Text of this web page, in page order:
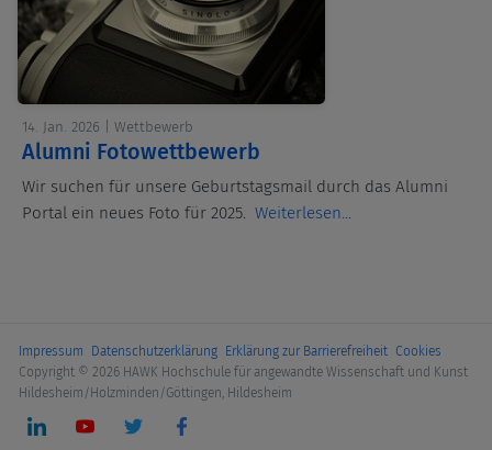
14. Jan. 2026 | Wettbewerb
Alumni Fotowettbewerb
Wir suchen für unsere Geburtstagsmail durch das Alumni
Portal ein neues Foto für 2025. Weiterlesen...
Impressum Datenschutzerklärung Erklärung zur Barrierefreiheit Cookies
Copyright © 2026 HAWK Hochschule für angewandte Wissenschaft und Kunst
Hildesheim/Holzminden/Göttingen, Hildesheim